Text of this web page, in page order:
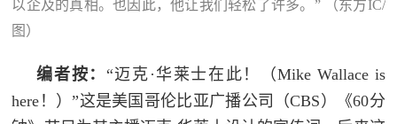
以企及的真相。也因此，他让我们轻松了许多。” （东方IC/
图）
编者按： “迈克·华莱士在此！（Mike Wallace is
here！）”这是美国哥伦比亚广播公司（CBS）《60分